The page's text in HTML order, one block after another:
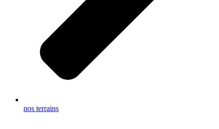
nos terrains